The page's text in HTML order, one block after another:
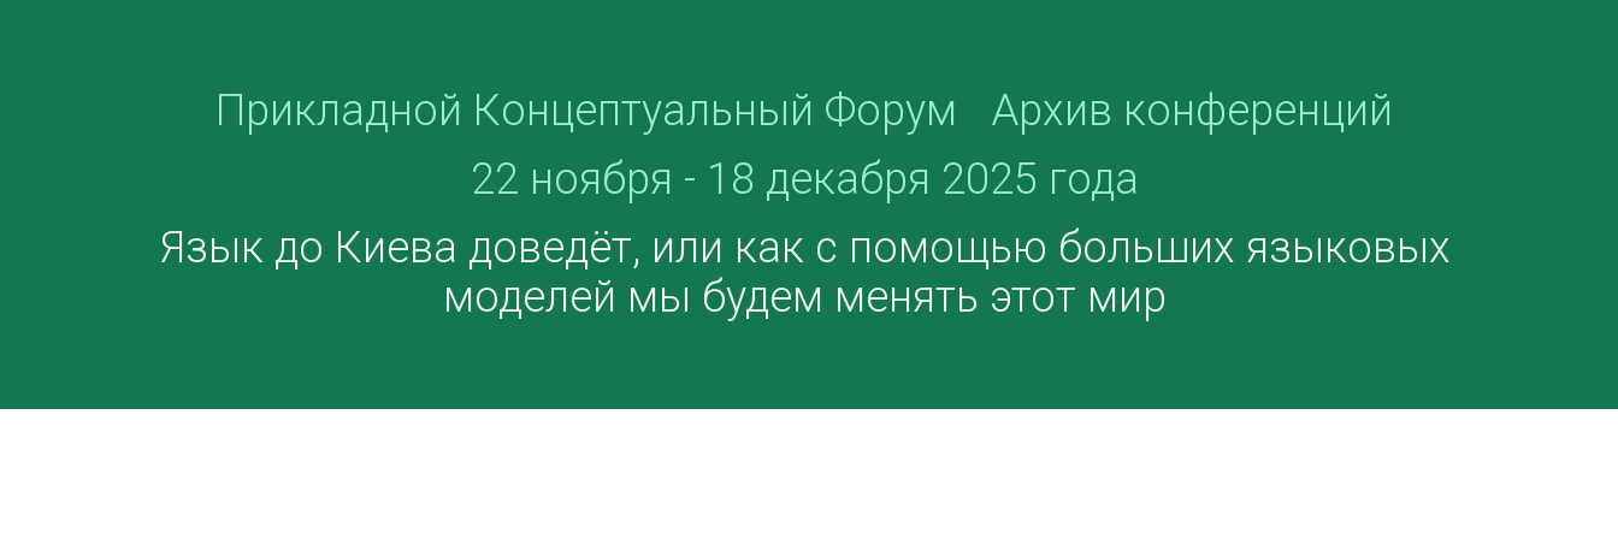
Прикладной Концептуальный Форум
Архив конференций
22 ноября - 18 декабря 2025 года
Язык до Киева доведёт, или как с помощью больших языковых
моделей мы будем менять этот мир